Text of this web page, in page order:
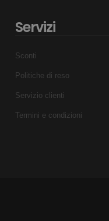
tutto ciò che ti serve
Servizi
Sconti
Politiche di reso
Servizio clienti
Termini e condizioni